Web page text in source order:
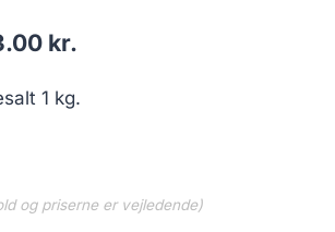
kr..
kr.
1 kg.
og priserne er vejledende)